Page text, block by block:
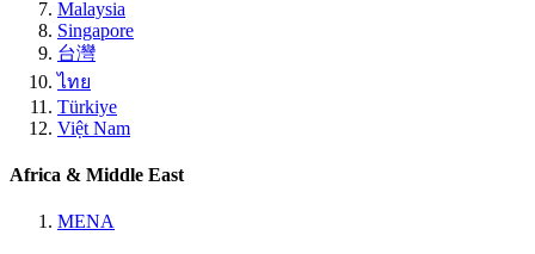
Malaysia
Singapore
台灣
ไทย
Türkiye
Việt Nam
Africa & Middle East
MENA